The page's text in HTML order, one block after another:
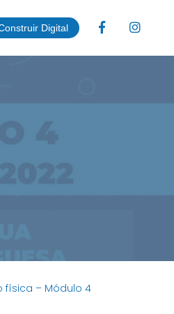
Digital
física – Módulo 4